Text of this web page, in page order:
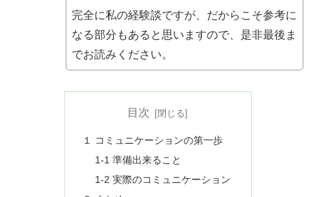
完全に私の経験談ですが、だからこそ参考に
なる部分もあると思いますので、是非最後ま
でお読みください。
目次
１ コミュニケーションの第一歩
1-1 準備出来ること
1-2 実際のコミュニケーション